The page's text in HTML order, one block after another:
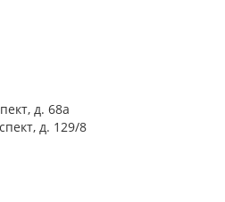
д. 68а
д. 129/8